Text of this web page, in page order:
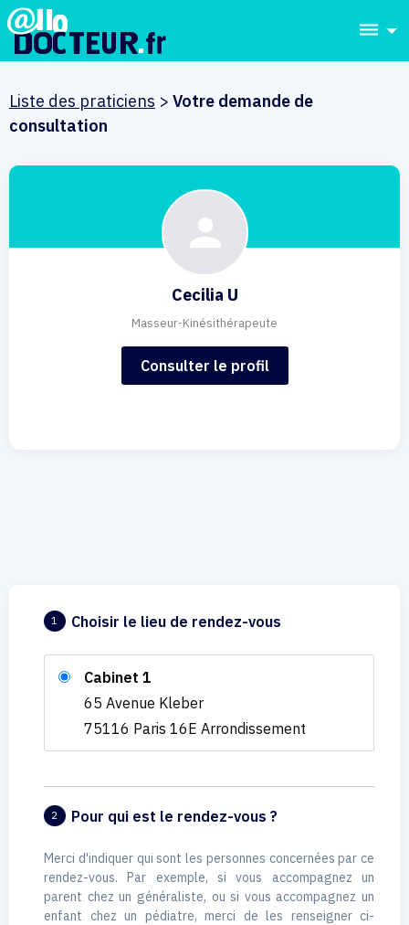
dehaze
Liste des praticiens > Votre demande de
consultation
Cecilia U
Masseur-Kinésithérapeute
Consulter le profil
1 Choisir le lieu de rendez-vous
Cabinet 1
65 Avenue Kleber
75116 Paris 16E Arrondissement
2 Pour qui est le rendez-vous ?
Merci d'indiquer qui sont les personnes concernées par ce
rendez-vous. Par exemple, si vous accompagnez un
parent chez un généraliste, ou si vous accompagnez un
enfant chez un pédiatre, merci de les renseigner ci-